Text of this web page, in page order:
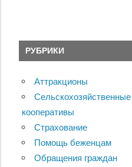
РУБРИКИ
Аттракционы
Сельскохозяйственные
кооперативы
Страхование
Помощь беженцам
Обращения граждан